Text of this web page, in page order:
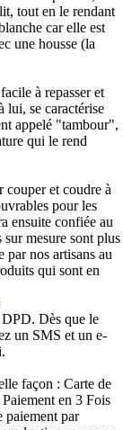
tout en le rendant
car elle est
une housse (la
à repasser et
lui, se caractérise
appelé "tambour",
qui le rend
couper et coudre à
pour les
ensuite confiée au
mesure sont plus
par nos artisans au
qui sont en
Dès que le
un SMS et un e-
façon : Carte de
en 3 Fois
paiement par